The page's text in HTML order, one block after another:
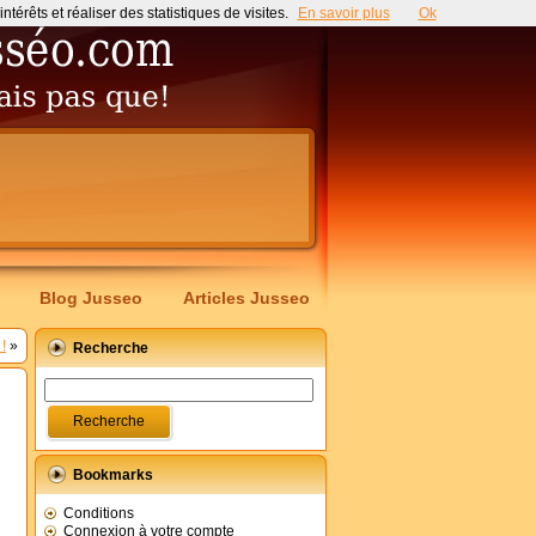
Blog Jusseo Articles Jusseo
» Recherche
Bookmarks
Conditions
Connexion à votre compte
et réaliser des statistiques de visites. En savoir plus Ok